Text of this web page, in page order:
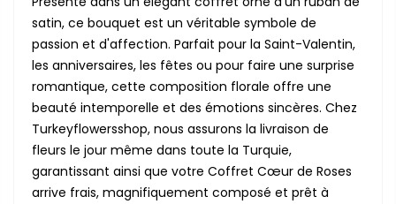
satin, ce bouquet est un véritable symbole de
passion et d'affection. Parfait pour la Saint-Valentin,
les anniversaires, les fêtes ou pour faire une surprise
romantique, cette composition florale offre une
beauté intemporelle et des émotions sincères. Chez
Turkeyflowersshop, nous assurons la livraison de
fleurs le jour même dans toute la Turquie,
garantissant ainsi que votre Coffret Cœur de Roses
arrive frais, magnifiquement composé et prêt à